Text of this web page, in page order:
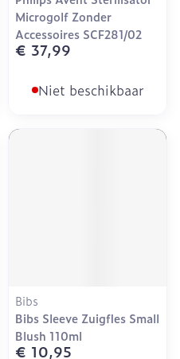
Microgolf Zonder
Accessoires SCF281/02
€ 37,99
Niet beschikbaar
Bibs
Bibs Sleeve Zuigfles Small
Blush 110ml
€ 10,95